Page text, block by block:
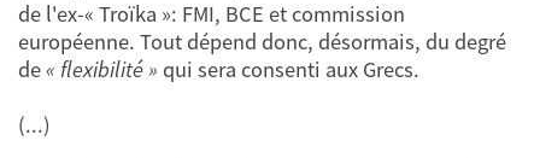
de l'ex-« Troïka »: FMI, BCE et commission
européenne. Tout dépend donc, désormais, du degré
de« flexibilité » qui sera consenti aux Grecs.
(...)